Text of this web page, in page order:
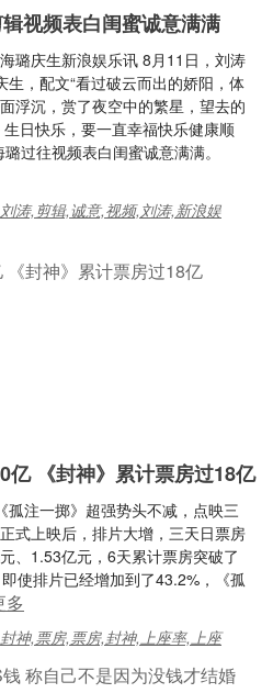
视频表白闺蜜诚意满满
璐庆生新浪娱乐讯 8月11日，刘涛
，配文“看过破云而出的娇阳，体
浮沉，赏了夜空中的繁星，望去的
日快乐，要一直幸福快乐健康顺
过往视频表白闺蜜诚意满满。
刘涛,剪辑,诚意,视频,刘涛,新浪娱
亿 《封神》累计票房过18亿
孤注一掷》超强势头不减，点映三
式上映后，排片大增，三天日票房
、1.53亿元，6天累计票房突破了
使排片已经增加到了43.2%，《孤
封神,票房,票房,封神,上座率,上座